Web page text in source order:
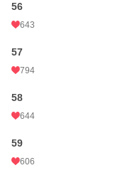
56
643
57
794
58
644
59
606